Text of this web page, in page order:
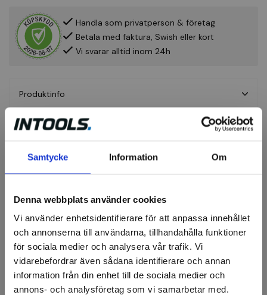
Samtycke Information Om
Denna webbplats använder cookies
Vi använder enhetsidentifierare för att anpassa innehållet
och annonserna till användarna, tillhandahålla funktioner
för sociala medier och analysera vår trafik. Vi
vidarebefordrar även sådana identifierare och annan
information från din enhet till de sociala medier och
annons- och analysföretag som vi samarbetar med.
Handla som privatperson & företag
Betala med faktura, Swish eller kort
Vi svarar alltid inom 24h
Produktinfo
Fråga om produkt
Recensioner